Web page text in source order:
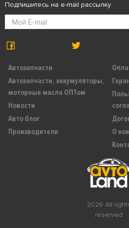
2026 All
reserved
Автозапчасти
Автозапчасти, аккумуляторы,
моторные масла ОПТом
Новости
Авто блог
Производители
О
Подпишитесь на e-mail рассылку